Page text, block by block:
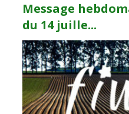
Message
du 14 juille...